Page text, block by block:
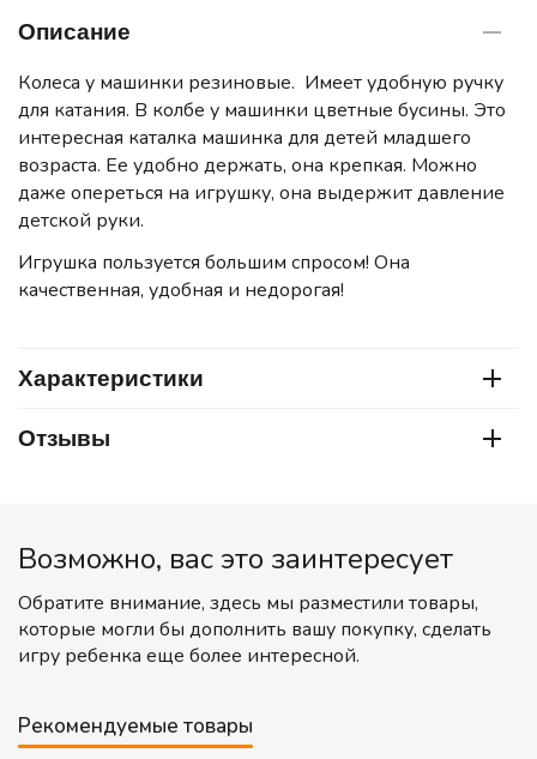
Описание
Колеса у машинки резиновые. Имеет удобную ручку
для катания. В колбе у машинки цветные бусины. Это
интересная каталка машинка для детей младшего
возраста. Ее удобно держать, она крепкая. Можно
даже опереться на игрушку, она выдержит давление
детской руки.
Игрушка пользуется большим спросом! Она
качественная, удобная и недорогая!
Характеристики
Отзывы
Возможно, вас это заинтересует
Обратите внимание, здесь мы разместили товары,
которые могли бы дополнить вашу покупку, сделать
игру ребенка еще более интересной.
Рекомендуемые товары